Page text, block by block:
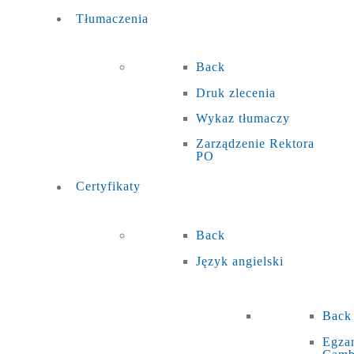
Tłumaczenia
Back
Druk zlecenia
Wykaz tłumaczy
Zarządzenie Rektora
PO
Certyfikaty
Back
Język angielski
Back